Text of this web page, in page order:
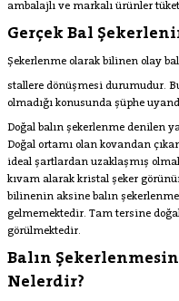
ambalajlı ve markalı ürünler
Gerçek Bal
Şekerlenme olarak bilinen olay
stallere dönüşmesi durumudur.
olmadığı konusunda şüphe
Doğal balın şekerlenme denilen
Doğal ortamı olan kovandan
ideal şartlardan uzaklaşmış
kıvam alarak kristal şeker
bilinenin aksine balın
gelmemektedir. Tam tersine
görülmektedir.
Balın
Nelerdir?